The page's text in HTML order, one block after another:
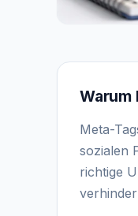
Warum
Meta-
sozialen
richtige